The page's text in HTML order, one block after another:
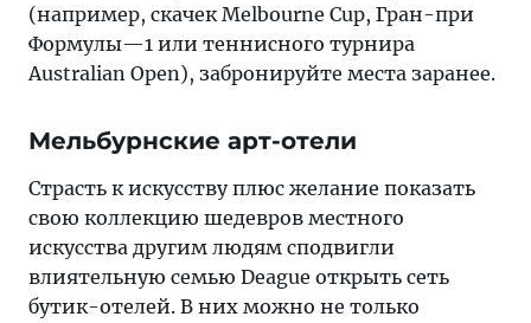
(например, скачек Melbourne Cup, Гран-при
Формулы—1 или теннисного турнира
Australian Open), забронируйте места заранее.
Мельбурнские арт-отели
Страсть к искусству плюс желание показать
свою коллекцию шедевров местного
искусства другим людям сподвигли
влиятельную семью Deague открыть сеть
бутик-отелей. В них можно не только